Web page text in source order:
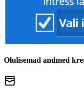
Olulisemad andmed